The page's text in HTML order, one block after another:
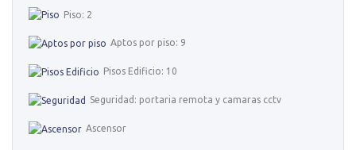
Piso: 2
Aptos por piso: 9
Pisos Edificio: 10
Seguridad: portaria remota y camaras cctv
Ascensor